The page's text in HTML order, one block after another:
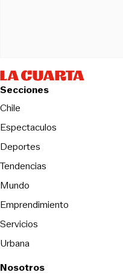
Secciones
Chile
Espectaculos
Deportes
Tendencias
Mundo
Emprendimiento
Servicios
Urbana
Nosotros